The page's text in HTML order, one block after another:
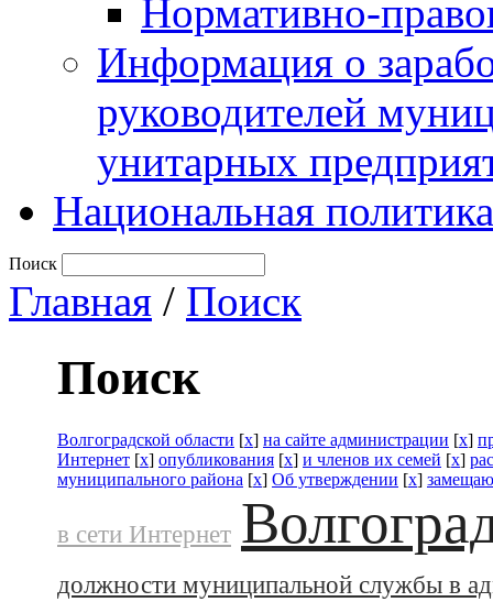
Нормативно-
Информация о
руководителей
унитарных
Национальная политика
Поиск
Главная / Поиск
Поиск
Волгоградской области [x] на сайте администрации [x]
Интернет [x] опубликования [x] и членов их семей [x]
муниципального района [x] Об утверждении [x]
в сети Интернет
должности муниципальной службы в